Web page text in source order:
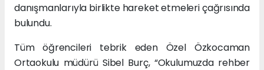
danışmanlarıyla birlikte hareket etmeleri çağrısında
bulundu.
Tüm öğrencileri tebrik eden Özel Özkocaman
Ortaokulu müdürü Sibel Burç, “Okulumuzda rehber